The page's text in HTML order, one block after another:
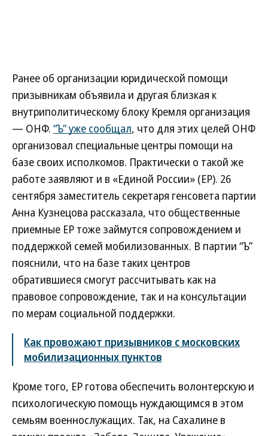
Ранее об организации юридической помощи
призывникам объявила и другая близкая к
внутриполитическому блоку Кремля организация
— ОНФ. “Ъ” уже сообщал, что для этих целей ОНФ
организовал специальные центры помощи на
базе своих исполкомов. Практически о такой же
работе заявляют и в «Единой России» (ЕР). 26
сентября заместитель секретаря генсовета партии
Анна Кузнецова рассказала, что общественные
приемные ЕР тоже займутся сопровождением и
поддержкой семей мобилизованных. В партии “Ъ”
пояснили, что на базе таких центров
обратившиеся смогут рассчитывать как на
правовое сопровождение, так и на консультации
по мерам социальной поддержки.
Как провожают призывников с московских
мобилизационных пунктов
Кроме того, ЕР готова обеспечить волонтерскую и
психологическую помощь нуждающимся в этом
семьям военнослужащих. Так, на Сахалине в